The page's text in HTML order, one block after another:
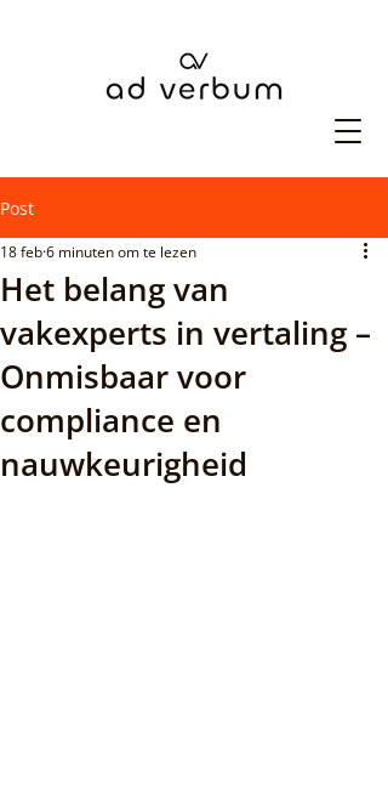
Post
Het belang van
vakexperts in vertaling –
Onmisbaar voor
compliance en
nauwkeurigheid
18 feb6 minuten om te lezen